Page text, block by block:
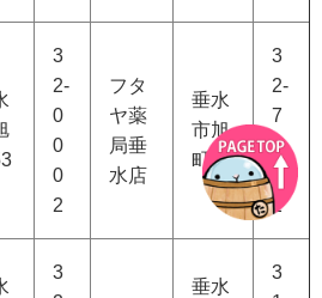
3
2-
0
0
0
2
フタ
ヤ薬
局垂
水店
垂水
市旭
町23
3
2-
7
2
5
2
3
垂水
3